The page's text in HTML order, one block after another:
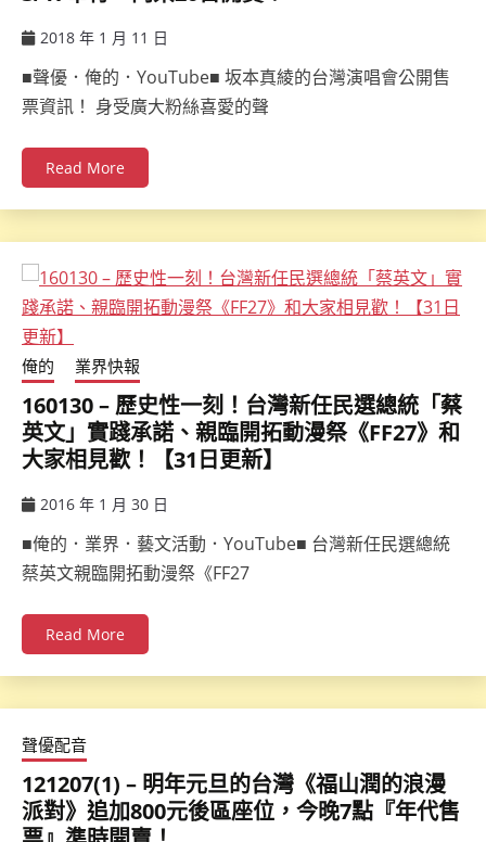
2018 年 1 月 11 日
■聲優．俺的．YouTube■ 坂本真綾的台灣演唱會公開售
票資訊！ 身受廣大粉絲喜愛的聲
Read More
俺的 業界快報
160130 – 歷史性一刻！台灣新任民選總統「蔡
英文」實踐承諾、親臨開拓動漫祭《FF27》和
大家相見歡！【31日更新】
2016 年 1 月 30 日
■俺的．業界．藝文活動．YouTube■ 台灣新任民選總統
蔡英文親臨開拓動漫祭《FF27
Read More
聲優配音
121207(1) – 明年元旦的台灣《福山潤的浪漫
派對》追加800元後區座位，今晚7點『年代售